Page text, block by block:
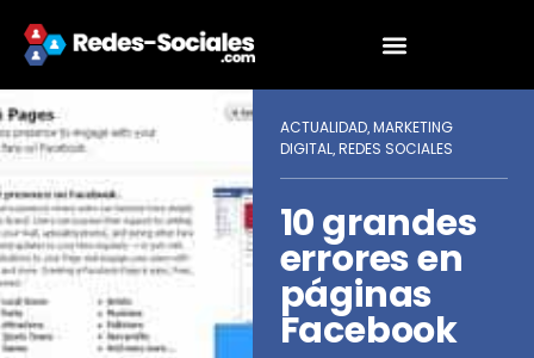
ACTUALIDAD, MARKETING
DIGITAL REDES SOCIALES
10 grandes
errores en
páginas
Facebook